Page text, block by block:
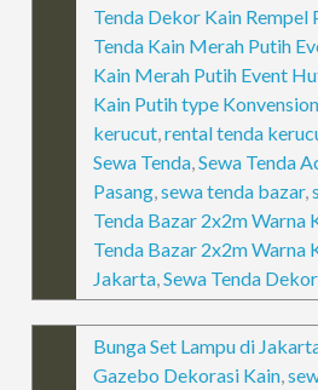
Tenda Dekor Kain Rempel
Tenda Kain Merah Putih
Kain Merah Putih Event
Kain Putih type
kerucut ,rental tenda
Sewa Tenda ,Sewa Tenda
Pasang ,sewa tenda bazar,
Tenda Bazar 2x2m Warna
Tenda Bazar 2x2m Warna
Jakarta ,Sewa Tenda
Bunga Set Lampu di
Gazebo Dekorasi Kain ,